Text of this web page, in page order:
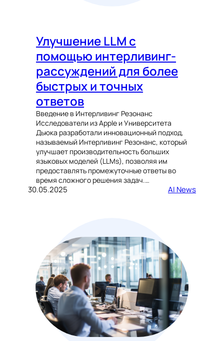
Улучшение LLM с
помощью интерливинг-
рассуждений для более
быстрых и точных
ответов
Введение в Интерливинг Резонанс
Исследователи из Apple и Университета
Дьюка разработали инновационный подход,
называемый Интерливинг Резонанс, который
улучшает производительность больших
языковых моделей (LLMs), позволяя им
предоставлять промежуточные ответы во
время сложного решения задач.…
30.05.2025 AI News